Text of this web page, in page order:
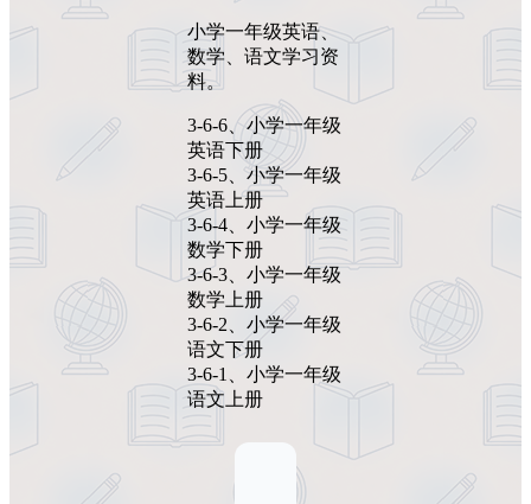
小学一年级英语、
数学、语文学习资
料。
3-6-6、小学一年级
英语下册
3-6-5、小学一年级
英语上册
3-6-4、小学一年级
数学下册
3-6-3、小学一年级
数学上册
3-6-2、小学一年级
语文下册
3-6-1、小学一年级
语文上册